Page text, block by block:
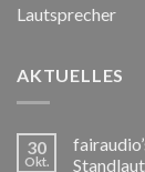
Lautsprecher
AKTUELLES
30
Okt.